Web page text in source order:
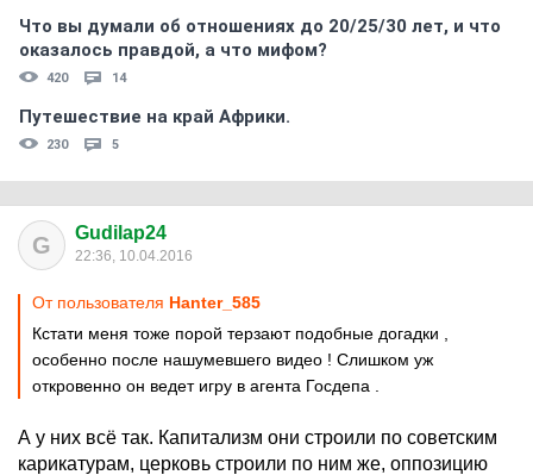
Что вы думали об отношениях до 20/25/30 лет, и что
оказалось правдой, а что мифом?
420 14
Путешествие на край Африки.
230 5
G Gudilap24
22:36, 10.04.2016
От пользователя Hanter_585
Кстати меня тоже порой терзают подобные догадки ,
особенно после нашумевшего видео ! Слишком уж
откровенно он ведет игру в агента Госдепа .
А у них всё так. Капитализм они строили по советским
карикатурам, церковь строили по ним же, оппозицию